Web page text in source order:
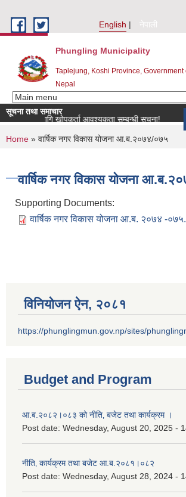
English
नेपाली
Phungling Municipality
Taplejung, Koshi Province, Government
Nepal
सूचना तथा समाचार
लागि खोपकर्ता आवश्यकता सम्बन्धी सूचना!
You are here
Home » वार्षिक नगर विकास योजना आ.ब.२०७४/०७५
वार्षिक नगर विकास योजना
Supporting Documents:
वार्षिक नगर विकास योजना आ.ब. २०७४ -
विनियोजन ऐन‚ २०८१
https://phunglingmun.gov.np/sites/
Budget and Program
आ.ब.२०८२।०८३ को नीति‚ बजेट तथा कार्यक्रम ।
Post date: Wednesday, August 20, 2025 -
नीति‚ कार्यक्रम तथा बजेट आ.ब.२०८१।०८२
Post date: Wednesday, August 28, 2024 -